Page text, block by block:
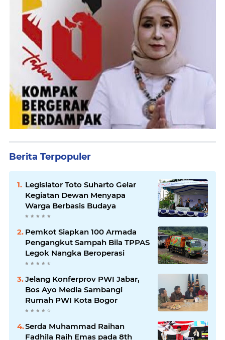
Berita Terpopuler
Legislator Toto Suharto Gelar
Kegiatan Dewan Menyapa
Warga Berbasis Budaya
Pemkot Siapkan 100 Armada
Pengangkut Sampah Bila TPPAS
Legok Nangka Beroperasi
Jelang Konferprov PWI Jabar,
Bos Ayo Media Sambangi
Rumah PWI Kota Bogor
Serda Muhammad Raihan
Fadhila Raih Emas pada 8th